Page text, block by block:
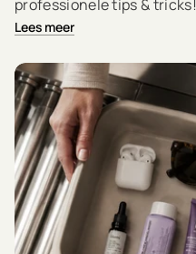
professionele tips & tricks!
Lees meer